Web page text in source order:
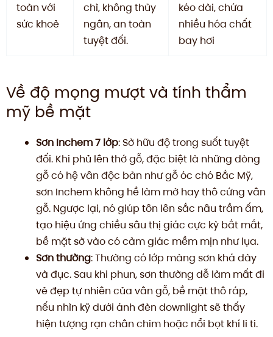
toàn với
sức khoẻ
chì, không thủy
ngân, an toàn
tuyệt đối.
kéo dài, chứa
nhiều hóa chất
bay hơi
Về độ mọng mượt và tính thẩm
mỹ bề mặt
Sơn Inchem 7 lớp: Sở hữu độ trong suốt tuyệt
đối. Khi phủ lên thớ gỗ, đặc biệt là những dòng
gỗ có hệ vân độc bản như gỗ óc chó Bắc Mỹ,
sơn Inchem không hề làm mờ hay thô cứng vân
gỗ. Ngược lại, nó giúp tôn lên sắc nâu trầm ấm,
tạo hiệu ứng chiều sâu thị giác cực kỳ bắt mắt,
bề mặt sờ vào có cảm giác mềm mịn như lụa.
Sơn thường: Thường có lớp màng sơn khá dày
và đục. Sau khi phun, sơn thường dễ làm mất đi
vẻ đẹp tự nhiên của vân gỗ, bề mặt thô ráp,
nếu nhìn kỹ dưới ánh đèn downlight sẽ thấy
hiện tượng rạn chân chim hoặc nổi bọt khí li ti.